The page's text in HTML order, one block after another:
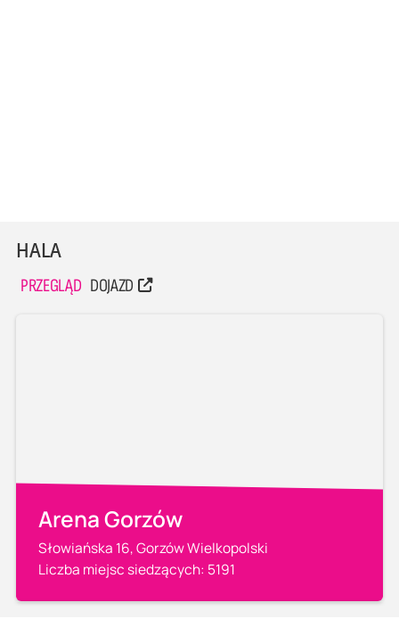
HALA
PRZEGLĄD DOJAZD
Arena Gorzów
Słowiańska 16, Gorzów Wielkopolski
Liczba miejsc siedzących: 5191